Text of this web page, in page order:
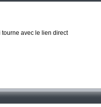
avec le lien direct